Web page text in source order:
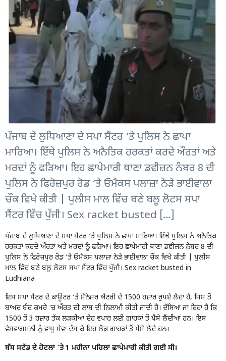
ਪੰਜਾਬ ਦੇ ਲੁਧਿਆਣਾ ਦੇ ਸਪਾ ਸੈਂਟਰ ‘ਤੇ ਪੁਲਿਸ ਨੇ ਛਾਪਾ
ਮਾਰਿਆ। ਇੱਥੇ ਪੁਲਿਸ ਨੇ ਅਨੈਤਿਕ ਹਰਕਤਾਂ ਕਰਦੇ ਔਰਤਾਂ ਅਤੇ
ਮਰਦਾਂ ਨੂੰ ਫੜਿਆ। ਇਹ ਛਾਪੇਮਾਰੀ ਥਾਣਾ ਡਵੀਜ਼ਨ ਨੰਬਰ 8 ਦੀ
ਪੁਲਿਸ ਨੇ ਫਿਰੋਜ਼ਪੁਰ ਰੋਡ ‘ਤੇ ਓਮੈਕਸ ਪਲਾਜ਼ਾ ਨੇੜੇ ਭਾਈਵਾਲਾ
ਚੌਕ ਵਿਖੇ ਕੀਤੀ | ਪੁਲੀਸ ਮਾਲ ਵਿੱਚ ਬਣੇ ਬਲੂ ਲੋਟਸ ਸਪਾ
ਸੈਂਟਰ ਵਿੱਚ ਪੁੱਜੀ। Sex racket busted […]
ਪੰਜਾਬ ਦੇ ਲੁਧਿਆਣਾ ਦੇ ਸਪਾ ਸੈਂਟਰ ‘ਤੇ ਪੁਲਿਸ ਨੇ ਛਾਪਾ ਮਾਰਿਆ। ਇੱਥੇ ਪੁਲਿਸ ਨੇ ਅਨੈਤਿਕ
ਹਰਕਤਾਂ ਕਰਦੇ ਔਰਤਾਂ ਅਤੇ ਮਰਦਾਂ ਨੂੰ ਫੜਿਆ। ਇਹ ਛਾਪੇਮਾਰੀ ਥਾਣਾ ਡਵੀਜ਼ਨ ਨੰਬਰ 8 ਦੀ
ਪੁਲਿਸ ਨੇ ਫਿਰੋਜ਼ਪੁਰ ਰੋਡ ‘ਤੇ ਓਮੈਕਸ ਪਲਾਜ਼ਾ ਨੇੜੇ ਭਾਈਵਾਲਾ ਚੌਕ ਵਿਖੇ ਕੀਤੀ | ਪੁਲੀਸ
ਮਾਲ ਵਿੱਚ ਬਣੇ ਬਲੂ ਲੋਟਸ ਸਪਾ ਸੈਂਟਰ ਵਿੱਚ ਪੁੱਜੀ। Sex racket busted in
Ludhiana
ਇਸ ਸਪਾ ਸੈਂਟਰ ਦੇ ਕਾਊਂਟਰ ‘ਤੇ ਮੈਨੇਜਰ ਐਂਟਰੀ ਦੇ 1500 ਹਜ਼ਾਰ ਰੁਪਏ ਲੈਂਦਾ ਹੈ, ਜਿਸ ਤੋਂ
ਬਾਅਦ ਬੰਦ ਕਮਰੇ ‘ਚ ਔਰਤ ਦੀ ਲਾਸ਼ ਦੀ ਨਿਲਾਮੀ ਕੀਤੀ ਜਾਂਦੀ ਹੈ। ਦੱਸਿਆ ਜਾ ਰਿਹਾ ਹੈ ਕਿ
1500 ਤੋਂ 3 ਹਜ਼ਾਰ ਤੱਕ ਲੜਕੀਆਂ ਦੇਹ ਵਪਾਰ ਲਈ ਗਾਹਕਾਂ ਤੋਂ ਪੈਸੇ ਲੈਂਦੀਆਂ ਹਨ। ਇਸ
ਵੇਸ਼ਵਾਗਮਨੀ ਨੂੰ ਵਾਧੂ ਸੇਵਾ ਦੱਸ ਕੇ ਇਹ ਲੋਕ ਗਾਹਕਾਂ ਤੋਂ ਪੈਸੇ ਲੈਂਦੇ ਹਨ।
ਬੱਸ ਸਟੈਂਡ ਦੇ ਹੋਟਲਾਂ ‘ਤੇ 1 ਮਹੀਨਾ ਪਹਿਲਾਂ ਛਾਪੇਮਾਰੀ ਕੀਤੀ ਗਈ ਸੀ।